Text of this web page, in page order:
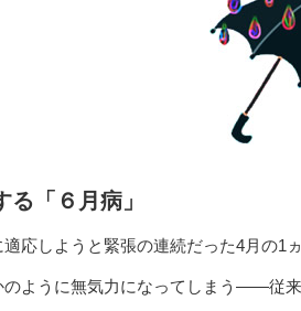
「６月病」
応しようと緊張の連続だった4月の1
のように無気力になってしまう――従